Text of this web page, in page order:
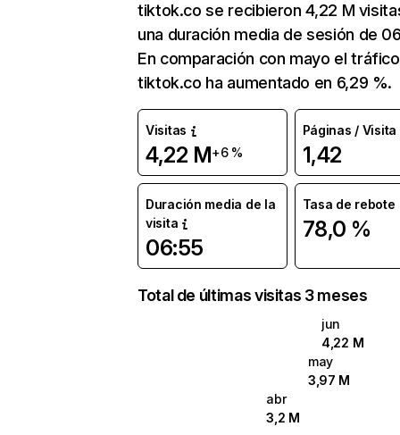
tiktok.co se recibieron 4,22 M
una duración media de sesión de
En comparación con mayo el
tiktok.co ha aumentado en 6,29 %.
Visitas
4,22 M+6 %
Páginas / Visita
1,42
Duración media de la
visita
06:55
Tasa de rebote
78,0 %
Total de últimas visitas 3 meses
jun
4,22 M
may
3,97 M
abr
3,2 M